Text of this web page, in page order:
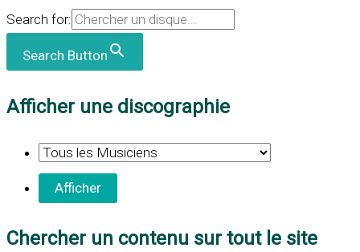
Search for:
Search Button
Afficher une discographie
Chercher un contenu sur tout le site